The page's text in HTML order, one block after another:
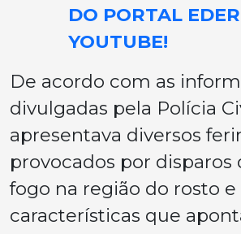
DO PORTAL
YOUTUBE!
De acordo com as
divulgadas pela Polícia
apresentava diversos
provocados por disparos
fogo na região do rosto e
características que